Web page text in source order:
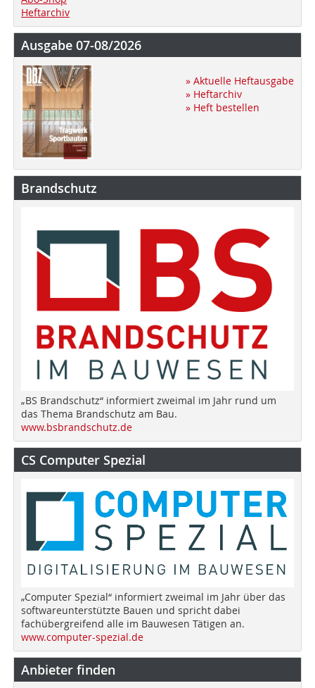
Heftarchiv
Ausgabe 07-08/2026
» Aktuelle Heftausgabe
» Heftarchiv
» Heft bestellen
Brandschutz
„BS Brandschutz“ informiert zweimal im Jahr rund um
das Thema Brandschutz am Bau.
www.bsbrandschutz.de
CS Computer Spezial
„Computer Spezial“ informiert zweimal im Jahr über das
softwareunterstützte Bauen und spricht dabei
fachübergreifend alle im Bauwesen Tätigen an.
www.computer-spezial.de
Anbieter finden